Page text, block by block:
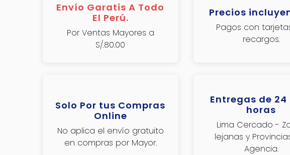
Envío Garatis A Todo
El Perú.
Por Ventas Mayores a
S/.80.00
Precios
Pagos con
recargos.
Solo Por tus Compras
Online
No aplica el envío gratuito
en compras por Mayor.
Entregas de 24
horas
Lima Cercado -
lejanas y
Agencia.